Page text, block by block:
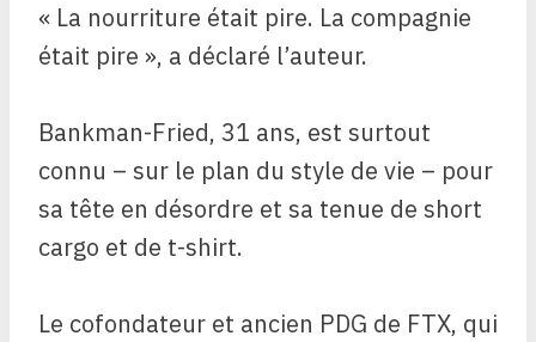
« La nourriture était pire. La compagnie
était pire », a déclaré l’auteur.
Bankman-Fried, 31 ans, est surtout
connu – sur le plan du style de vie – pour
sa tête en désordre et sa tenue de short
cargo et de t-shirt.
Le cofondateur et ancien PDG de FTX, qui